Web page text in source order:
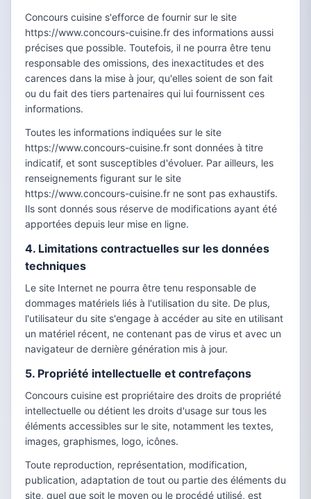
Concours cuisine s'efforce de fournir sur le site
https://www.concours-cuisine.fr des informations aussi
précises que possible. Toutefois, il ne pourra être tenu
responsable des omissions, des inexactitudes et des
carences dans la mise à jour, qu'elles soient de son fait
ou du fait des tiers partenaires qui lui fournissent ces
informations.
Toutes les informations indiquées sur le site
https://www.concours-cuisine.fr sont données à titre
indicatif, et sont susceptibles d'évoluer. Par ailleurs, les
renseignements figurant sur le site
https://www.concours-cuisine.fr ne sont pas exhaustifs.
Ils sont donnés sous réserve de modifications ayant été
apportées depuis leur mise en ligne.
4. Limitations contractuelles sur les données
techniques
Le site Internet ne pourra être tenu responsable de
dommages matériels liés à l'utilisation du site. De plus,
l'utilisateur du site s'engage à accéder au site en utilisant
un matériel récent, ne contenant pas de virus et avec un
navigateur de dernière génération mis à jour.
5. Propriété intellectuelle et contrefaçons
Concours cuisine est propriétaire des droits de propriété
intellectuelle ou détient les droits d'usage sur tous les
éléments accessibles sur le site, notamment les textes,
images, graphismes, logo, icônes.
Toute reproduction, représentation, modification,
publication, adaptation de tout ou partie des éléments du
site, quel que soit le moyen ou le procédé utilisé, est